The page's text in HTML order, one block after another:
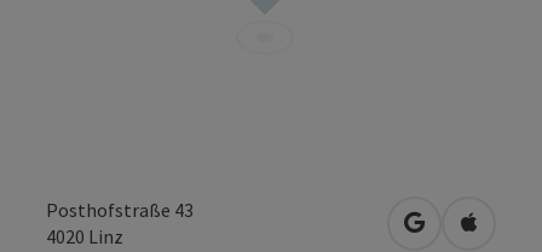
Posthofstraße 43
4020 Linz in Google
in